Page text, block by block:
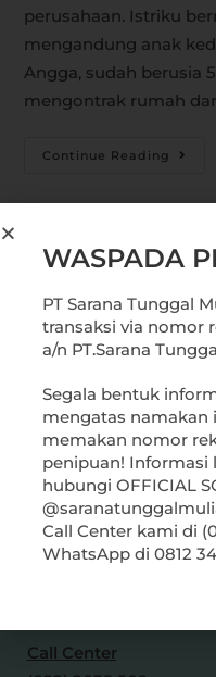
perusahaan. Istriku
mengandung anak
Angga, sudah berusia
mengontrak rumah
Continue Reading
PT Sarana
Jl. Siliwangi No.14 E,
Hegarmanah, Kec.
KotaBandung, Jawa
40141
Call Center
WASPADA
PT Sarana Tunggal
transaksi via nomor
a/n PT.Sarana
Segala bentuk
mengatas namakan
memakan nomor
penipuan! Informasi
hubungi OFFICIAL
Call Center kami di
WhatsApp di 0812